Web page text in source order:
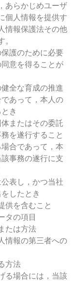
あらかじめユーザ
個人情報を提供す
情報保護法その他
護のために必要
意を得ることが
全な育成の推進
あって，本人の
き
またはその委託
を遂行すること
合であって，本
事務の遂行に支
表し，かつ当社
したとき
供を含むこと
タの項目
たは方法
情報の第三者への
方法
る場合には，当該